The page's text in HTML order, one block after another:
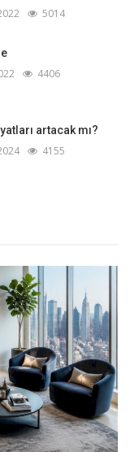
5014
4406
artacak mı?
4155